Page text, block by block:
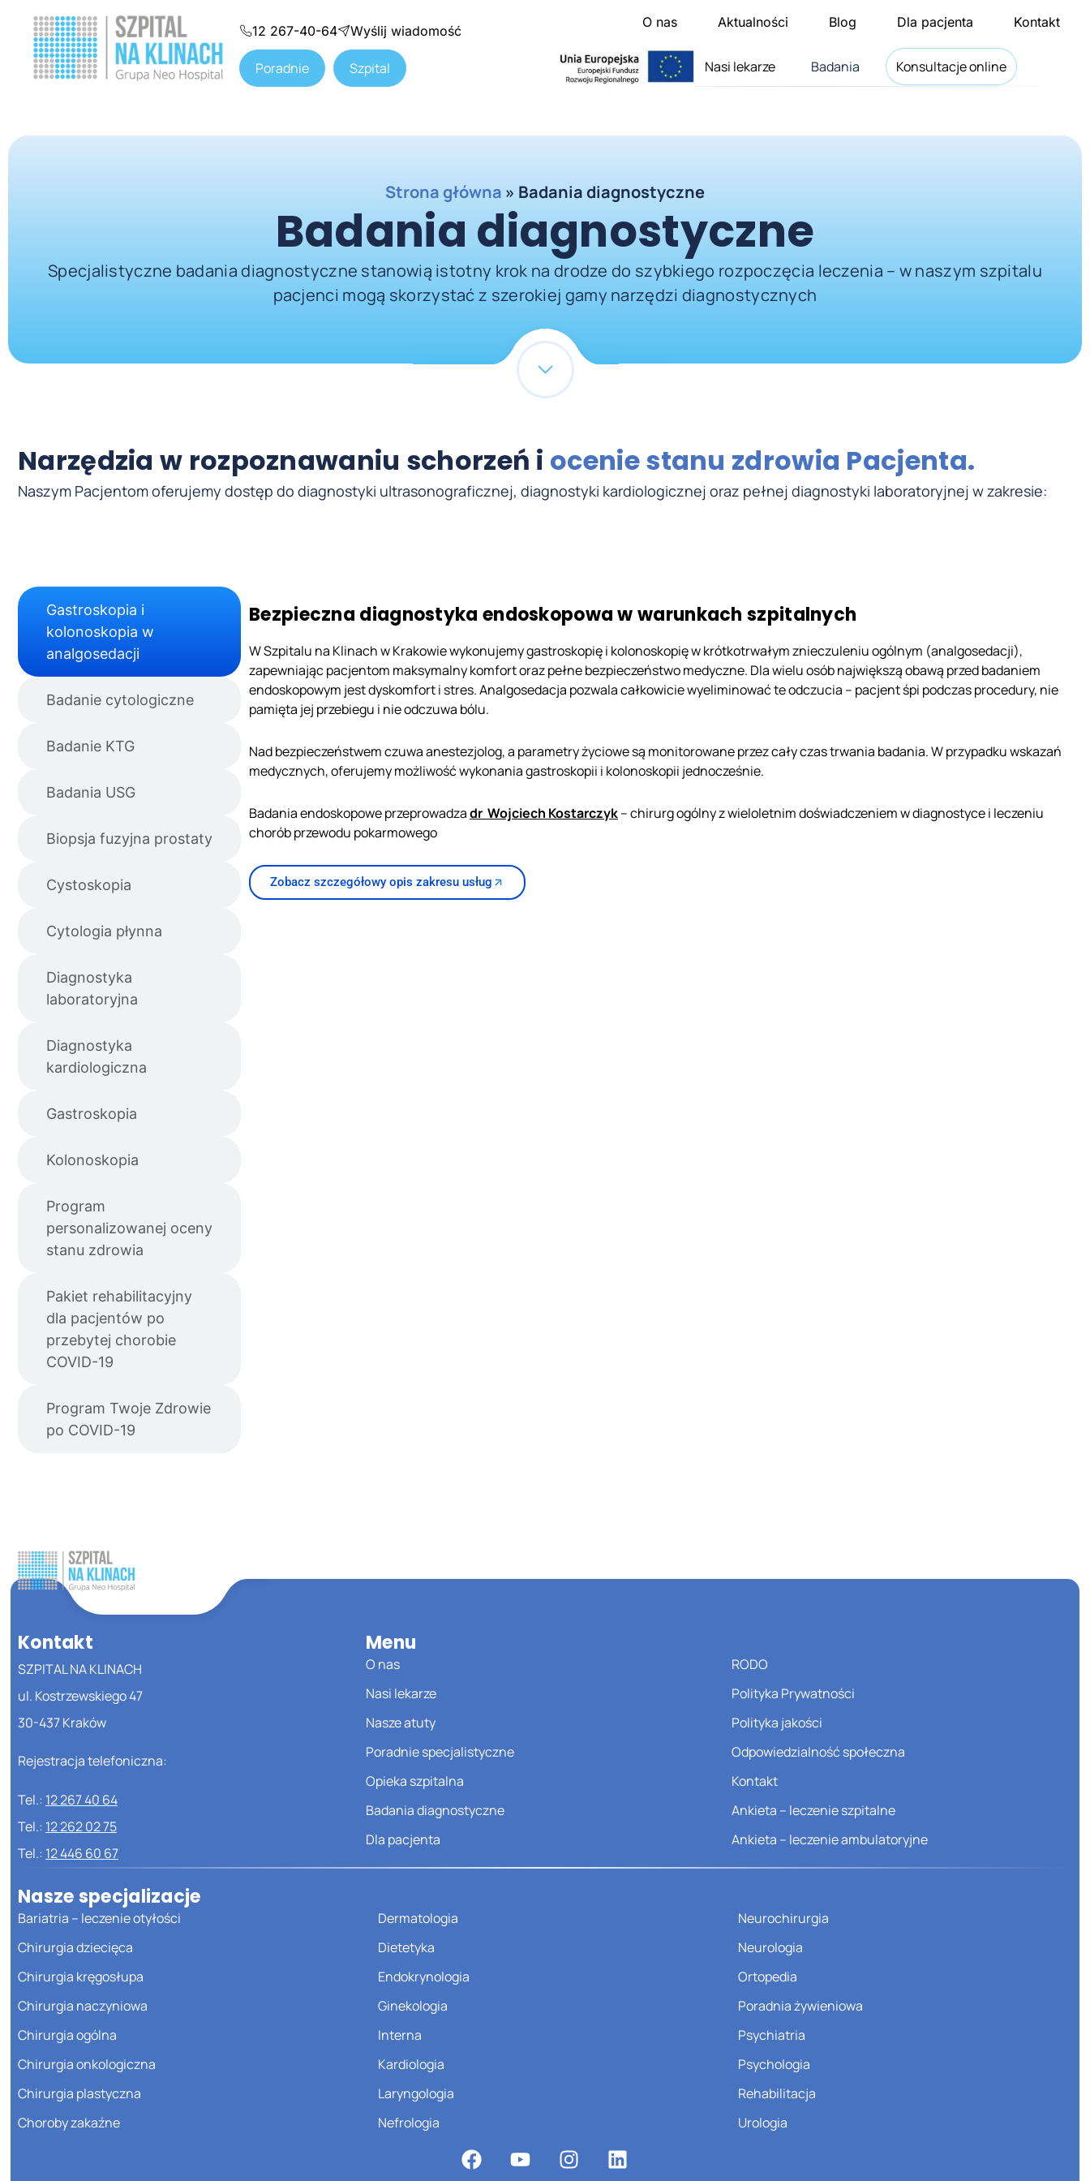
12 267-40-64 Wyślij wiadomość
Poradnie Szpital
O nas Aktualności Blog Dla pacjenta Kontakt
Nasi lekarze Badania Konsultacje online
Strona główna » Badania diagnostyczne
Badania diagnostyczne
Specjalistyczne badania diagnostyczne stanowią istotny krok na drodze do szybkiego rozpoczęcia leczenia – w naszym szpitalu
pacjenci mogą skorzystać z szerokiej gamy narzędzi diagnostycznych
Narzędzia w rozpoznawaniu schorzeń i ocenie stanu zdrowia Pacjenta.
Naszym Pacjentom oferujemy dostęp do diagnostyki ultrasonograficznej, diagnostyki kardiologicznej oraz pełnej diagnostyki laboratoryjnej w zakresie:
Gastroskopia i
kolonoskopia w
analgosedacji
Badanie cytologiczne
Badanie KTG
Badania USG
Biopsja fuzyjna prostaty
Cystoskopia
Cytologia płynna
Diagnostyka
laboratoryjna
Diagnostyka
kardiologiczna
Gastroskopia
Kolonoskopia
Program
personalizowanej oceny
stanu zdrowia
Pakiet rehabilitacyjny
dla pacjentów po
przebytej chorobie
COVID-19
Program Twoje Zdrowie
po COVID-19
Bezpieczna diagnostyka endoskopowa w warunkach szpitalnych
W Szpitalu na Klinach w Krakowie wykonujemy gastroskopię i kolonoskopię w krótkotrwałym znieczuleniu ogólnym (analgosedacji),
zapewniając pacjentom maksymalny komfort oraz pełne bezpieczeństwo medyczne. Dla wielu osób największą obawą przed badaniem
endoskopowym jest dyskomfort i stres. Analgosedacja pozwala całkowicie wyeliminować te odczucia – pacjent śpi podczas procedury, nie
pamięta jej przebiegu i nie odczuwa bólu.
Nad bezpieczeństwem czuwa anestezjolog, a parametry życiowe są monitorowane przez cały czas trwania badania. W przypadku wskazań
medycznych, oferujemy możliwość wykonania gastroskopii i kolonoskopii jednocześnie.
Badania endoskopowe przeprowadzadr Wojciech Kostarczyk– chirurg ogólny z wieloletnim doświadczeniem w diagnostyce i leczeniu
chorób przewodu pokarmowego
Zobacz szczegółowy opis zakresu usług
Kontakt
SZPITAL NA KLINACH
ul. Kostrzewskiego 47
30-437 Kraków
Rejestracja telefoniczna:
Tel.: 12 267 40 64
Tel.: 12 262 02 75
Tel.: 12 446 60 67
Menu
O nas
Nasi lekarze
Nasze atuty
Poradnie specjalistyczne
Opieka szpitalna
Badania diagnostyczne
Dla pacjenta
RODO
Polityka Prywatności
Polityka jakości
Odpowiedzialność społeczna
Kontakt
Ankieta – leczenie szpitalne
Ankieta – leczenie ambulatoryjne
Nasze specjalizacje
Bariatria – leczenie otyłości
Chirurgia dziecięca
Chirurgia kręgosłupa
Chirurgia naczyniowa
Chirurgia ogólna
Chirurgia onkologiczna
Chirurgia plastyczna
Choroby zakaźne
Dermatologia
Dietetyka
Endokrynologia
Ginekologia
Interna
Kardiologia
Laryngologia
Nefrologia
Neurochirurgia
Neurologia
Ortopedia
Poradnia żywieniowa
Psychiatria
Psychologia
Rehabilitacja
Urologia